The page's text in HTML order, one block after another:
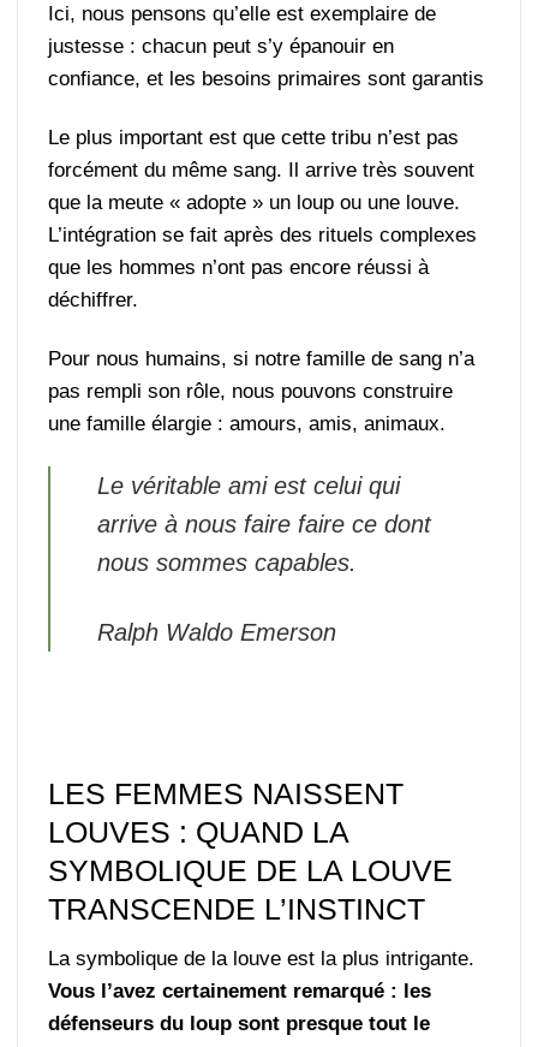
Ici, nous pensons qu’elle est exemplaire de
justesse : chacun peut s’y épanouir en
confiance, et les besoins primaires sont garantis
Le plus important est que cette tribu n’est pas
forcément du même sang. Il arrive très souvent
que la meute « adopte » un loup ou une louve.
L’intégration se fait après des rituels complexes
que les hommes n’ont pas encore réussi à
déchiffrer.
Pour nous humains, si notre famille de sang n’a
pas rempli son rôle, nous pouvons construire
une famille élargie : amours, amis, animaux.
Le véritable ami est celui qui
arrive à nous faire faire ce dont
nous sommes capables.
Ralph Waldo Emerson
LES FEMMES NAISSENT
LOUVES : QUAND LA
SYMBOLIQUE DE LA LOUVE
TRANSCENDE L’INSTINCT
La symbolique de la louve est la plus intrigante.
Vous l’avez certainement remarqué : les
défenseurs du loup sont presque tout le